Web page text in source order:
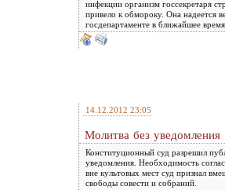
инфекции организм госсекретаря
привело к обмороку. Она надеется
госдепартаменте в ближайшее
14.12.2012 23:05
Молитва без уведомления
Конституционный суд разрешил
уведомления. Необходимость
вне культовых мест суд признал
свободы совести и собраний.